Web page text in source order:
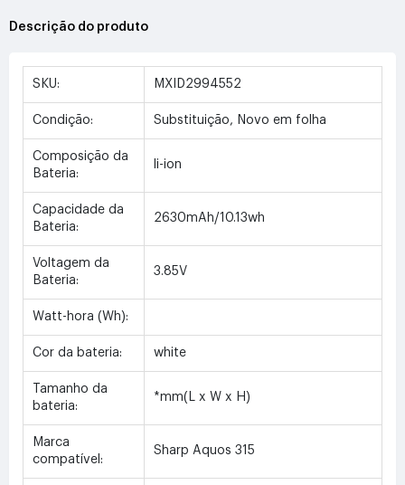
Descrição do produto
SKU: MXID2994552
Condição: Substituição, Novo em folha
Composição da
Bateria:
li-ion
Capacidade da
Bateria:
2630mAh/10.13wh
Voltagem da
Bateria:
3.85V
Watt-hora (Wh):
Cor da bateria: white
Tamanho da
bateria:
*mm(L x W x H)
Marca
compatível:
Sharp Aquos 315